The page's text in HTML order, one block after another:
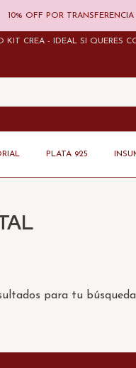
10% OFF POR TRANSFERENCIA
KIT CREÁ - IDEAL SI QUERÉS
PLATA 925
para tu